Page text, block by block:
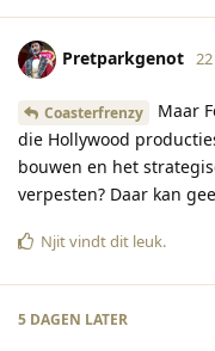
Pretparkgenot
Coasterfrenzy
Maar
die Hollywood
bouwen en het
verpesten? Daar kan
Njitvindt dit leuk.
5 DAGEN LATER